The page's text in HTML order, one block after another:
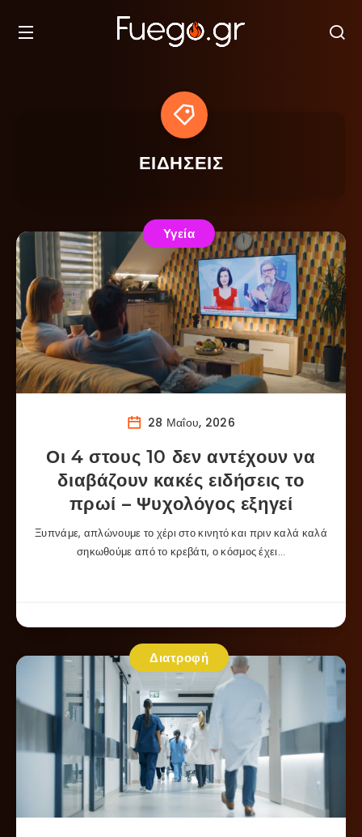
ΕΙΔΗΣΕΙΣ
Υγεία
28 Μαΐου, 2026
Οι 4 στους 10 δεν αντέχουν να
διαβάζουν κακές ειδήσεις το
πρωί – Ψυχολόγος εξηγεί
Ξυπνάμε, απλώνουμε το χέρι στο κινητό και πριν καλά καλά
σηκωθούμε από το κρεβάτι, ο κόσμος έχει…
Διατροφή